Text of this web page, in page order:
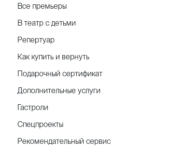
Все премьеры
В театр с детьми
Репертуар
Как купить и вернуть
Подарочный сертификат
Дополнительные услуги
Гастроли
Спецпроекты
Рекомендательный сервис